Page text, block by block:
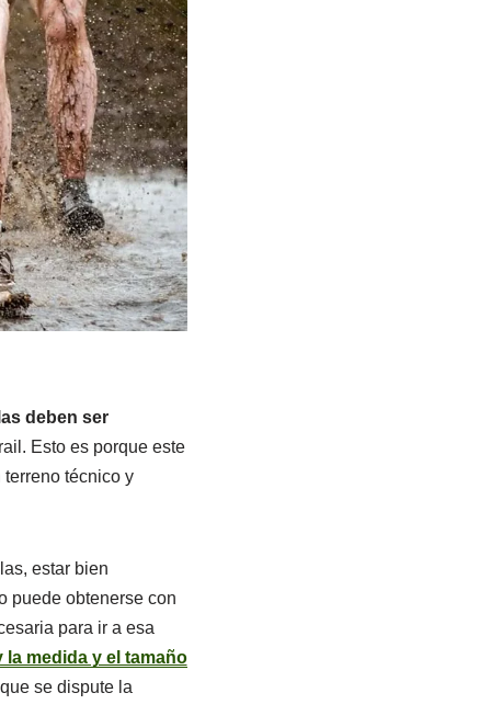
deben ser
Esto es porque este
técnico y
estar bien
puede obtenerse con
para ir a esa
la medida y el tamaño
se dispute la